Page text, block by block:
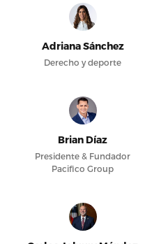
Adriana Sánchez
Derecho y deporte
Brian Díaz
Presidente & Fundador
Pacifico Group